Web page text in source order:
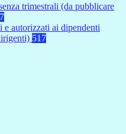
trimestrali (da pubblicare
7
autorizzati ai dipendenti
517